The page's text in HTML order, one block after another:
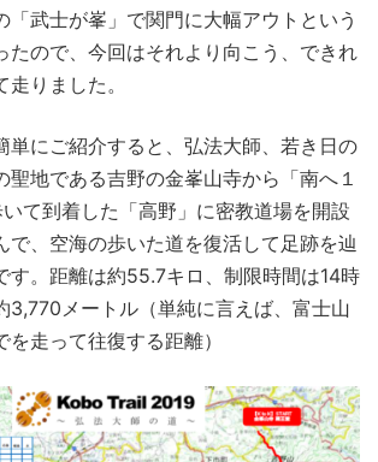
「武士が峯」で関門に大幅アウトという
たので、今回はそれより向こう、できれ
りました。
単にご紹介すると、弘法大師、若き日の
聖地である吉野の金峯山寺から「南へ１
て到着した「高野」に密教道場を開設
で、空海の歩いた道を復活して足跡を辿
す。距離は約55.7キロ、制限時間は14時
3,770メートル（単純に言えば、富士山
走って往復する距離）